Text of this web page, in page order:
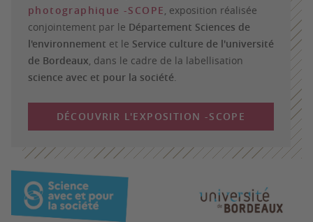
photographique -SCOPE, exposition réalisée
conjointement par le Département Sciences de
l'environnement et le Service culture de l'université
de Bordeaux, dans le cadre de la labellisation
science avec et pour la société.
DÉCOUVRIR L'EXPOSITION -SCOPE